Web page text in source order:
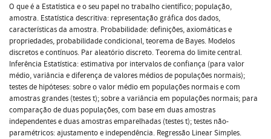
O que é a Estatística e o seu papel no trabalho científico; população,
amostra. Estatística descritiva: representação gráfica dos dados,
características da amostra. Probabilidade: definições, axiomáticas e
propriedades, probabilidade condicional, teorema de Bayes. Modelos
discretos e contínuos. Par aleatório discreto. Teorema do limite central.
Inferência Estatística: estimativa por intervalos de confiança (para valor
médio, variância e diferença de valores médios de populações normais);
testes de hipóteses: sobre o valor médio em populações normais e com
amostras grandes (testes t); sobre a variância em populações normais; para
comparação de duas populações, com base em duas amostras
independentes e duas amostras emparelhadas (testes t); testes não-
paramétricos: ajustamento e independência. Regressão Linear Simples.